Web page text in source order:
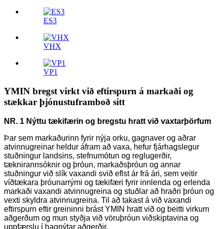
ES3
VHX
VP1
YMIN bregst virkt við eftirspurn á markaði og
stækkar þjónustuframboð sitt
NR. 1 Nýttu tækifærin og bregstu hratt við vaxtarþörfum
Þar sem markaðurinn fyrir nýja orku, gagnaver og aðrar
atvinnugreinar heldur áfram að vaxa, hefur fjárhagslegur
stuðningur landsins, stefnumótun og reglugerðir,
tæknirannsóknir og þróun, markaðsþróun og annar
stuðningur við slík vaxandi svið eflst ár frá ári, sem veitir
víðtækara þróunarrými og tækifæri fyrir innlenda og erlenda
markaði vaxandi atvinnugreina og stuðlar að hraðri þróun og
vexti skyldra atvinnugreina. Til að takast á við vaxandi
eftirspurn eftir greininni brást YMIN hratt við og beitti virkum
aðgerðum og mun styðja við vöruþróun viðskiptavina og
uppfærslu í hagnýtar aðgerðir.